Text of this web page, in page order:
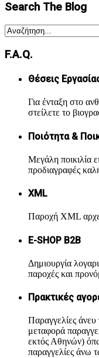
Search The Blog
F.A.Q.
Θέσεις
Για ένταξη στο
στείλετε το
Ποιότητα &
Μεγάλη ποικιλία
προδιαγραφές
XML
Παροχή XML
Ε-SHOP B2B
Δημιουργία
παροχές και
Πρακτικές
Παραγγελίες
μεταφορά
εκτός Αθηνών)
παραγγελίες άνω